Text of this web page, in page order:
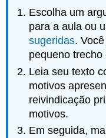
Escolha um
para a aula ou
sugeridas.
pequeno
Leia seu texto
motivos
reivindicação
motivos.
Em seguida,